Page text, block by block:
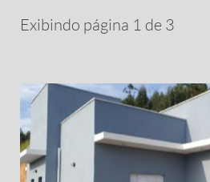
Exibindo página 1 de 3